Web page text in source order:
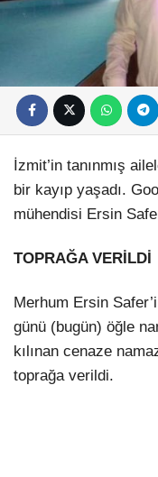
İzmit’in tanınmış
bir kayıp yaşadı.
mühendisi Ersin
TOPRAĞA VERİLDİ
Merhum Ersin
günü (bugün) öğle
kılınan cenaze
toprağa verildi.